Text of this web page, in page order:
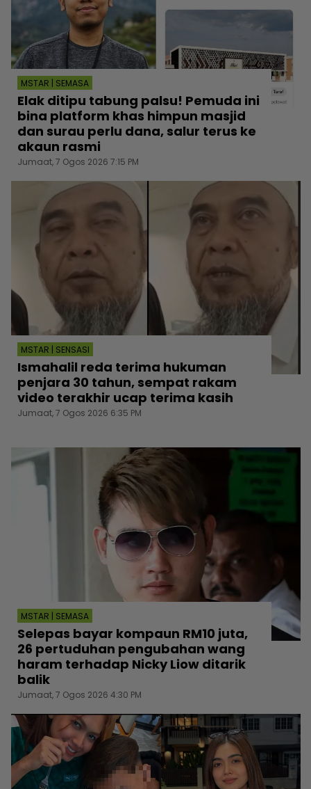
MSTAR | SEMASA
Elak ditipu tabung palsu! Pemuda ini
bina platform khas himpun masjid
dan surau perlu dana, salur terus ke
akaun rasmi
Jumaat, 7 Ogos 2026 7:15 PM
MSTAR | SENSASI
Ismahalil reda terima hukuman
penjara 30 tahun, sempat rakam
video terakhir ucap terima kasih
Jumaat, 7 Ogos 2026 6:35 PM
MSTAR | SEMASA
Selepas bayar kompaun RM10 juta,
26 pertuduhan pengubahan wang
haram terhadap Nicky Liow ditarik
balik
Jumaat, 7 Ogos 2026 4:30 PM